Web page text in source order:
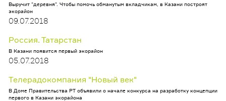
Выручит "деревня". Чтобы помочь обманутым вкладчикам, в Казани построят
экорайон
09.07.2018
Россия. Татарстан
В Казани появится первый экорайон
05.07.2018
Телерадокомпания "Новый век"
В Доме Правительства РТ объявили о начале конкурса на разработку концепции
первого в Казани экорайона